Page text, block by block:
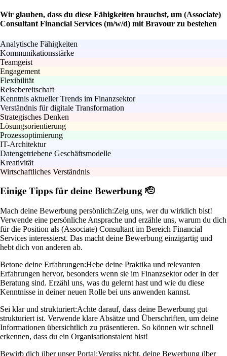
Wir glauben, dass du diese Fähigkeiten brauchst, um (Associate)
Consultant Financial Services (m/w/d) mit Bravour zu bestehen
Analytische Fähigkeiten
Kommunikationsstärke
Teamgeist
Engagement
Flexibilität
Reisebereitschaft
Kenntnis aktueller Trends im Finanzsektor
Verständnis für digitale Transformation
Strategisches Denken
Lösungsorientierung
Prozessoptimierung
IT-Architektur
Datengetriebene Geschäftsmodelle
Kreativität
Wirtschaftliches Verständnis
Einige Tipps für deine Bewerbung 🫡
Mach deine Bewerbung persönlich:Zeig uns, wer du wirklich bist!
Verwende eine persönliche Ansprache und erzähle uns, warum du dich
für die Position als (Associate) Consultant im Bereich Financial
Services interessierst. Das macht deine Bewerbung einzigartig und
hebt dich von anderen ab.
Betone deine Erfahrungen:Hebe deine Praktika und relevanten
Erfahrungen hervor, besonders wenn sie im Finanzsektor oder in der
Beratung sind. Erzähl uns, was du gelernt hast und wie du diese
Kenntnisse in deiner neuen Rolle bei uns anwenden kannst.
Sei klar und strukturiert:Achte darauf, dass deine Bewerbung gut
strukturiert ist. Verwende klare Absätze und Überschriften, um deine
Informationen übersichtlich zu präsentieren. So können wir schnell
erkennen, dass du ein Organisationstalent bist!
Bewirb dich über unser Portal:Vergiss nicht, deine Bewerbung über